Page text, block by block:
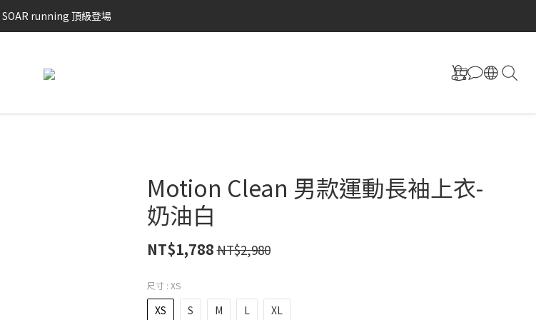
SAYSKY 26'春夏兩件85折
SOAR running 頂級登場
SAYSKY 26'春夏兩件85折
Motion Clean 男款運動長袖上衣-
奶油白
NT$1,788NT$2,980
尺寸 : XS
XS S M L XL